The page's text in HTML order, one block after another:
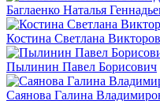
Баглаенко Наталья
Костина Светлана
Пылинин Павел Борисович
Саянова Галина